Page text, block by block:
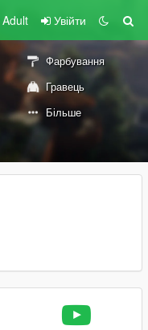
Увійти
Фарбування
Гравець
Більше